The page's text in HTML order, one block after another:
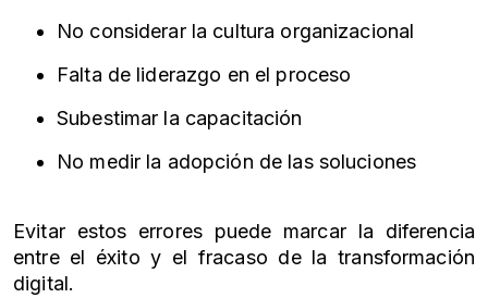
No considerar la cultura organizacional
Falta de liderazgo en el proceso
Subestimar la capacitación
No medir la adopción de las soluciones
Evitar estos errores puede marcar la diferencia
entre el éxito y el fracaso de la transformación
digital.